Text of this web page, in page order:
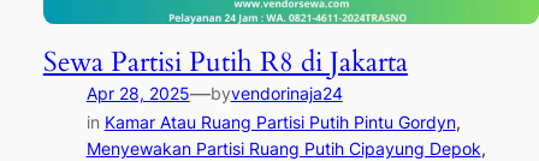
Sewa Partisi Putih R8 di Jakarta
Apr 28, 2025—byvendorinaja24
in Kamar Atau Ruang Partisi Putih Pintu Gordyn
Menyewakan Partisi Ruang Putih Cipayung Depok